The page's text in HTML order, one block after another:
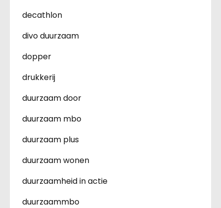
decathlon
divo duurzaam
dopper
drukkerij
duurzaam door
duurzaam mbo
duurzaam plus
duurzaam wonen
duurzaamheid in actie
duurzaammbo